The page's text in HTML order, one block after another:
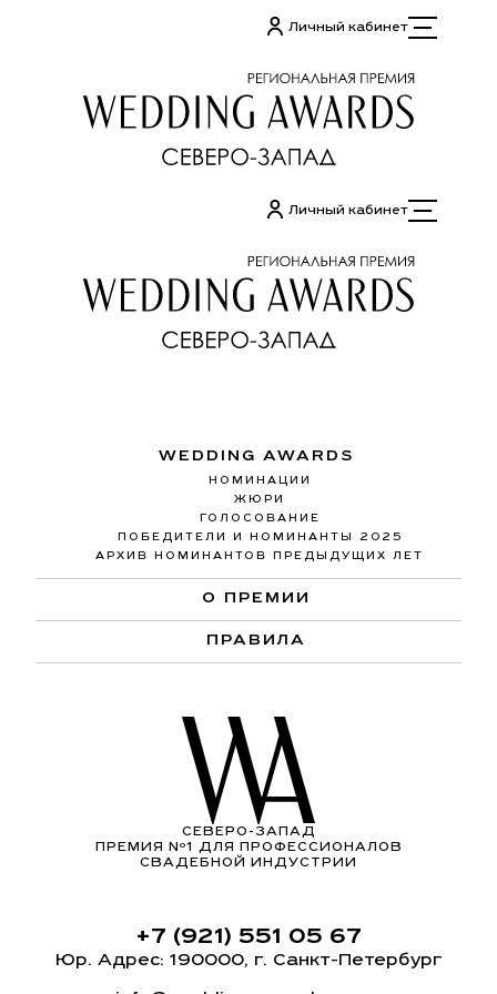
Личный кабинет
Личный кабинет
WEDDING AWARDS
НОМИНАЦИИ
ЖЮРИ
ГОЛОСОВАНИЕ
ПОБЕДИТЕЛИ И НОМИНАНТЫ 2025
АРХИВ НОМИНАНТОВ ПРЕДЫДУЩИХ ЛЕТ
О ПРЕМИИ
ПРАВИЛА
СЕВЕРО-ЗАПАД
ПРЕМИЯ Nº1 ДЛЯ ПРОФЕССИОНАЛОВ
СВАДЕБНОЙ ИНДУСТРИИ
+7 (921) 551 05 67
Юр. Адрес: 190000, г. Санкт-Петербург